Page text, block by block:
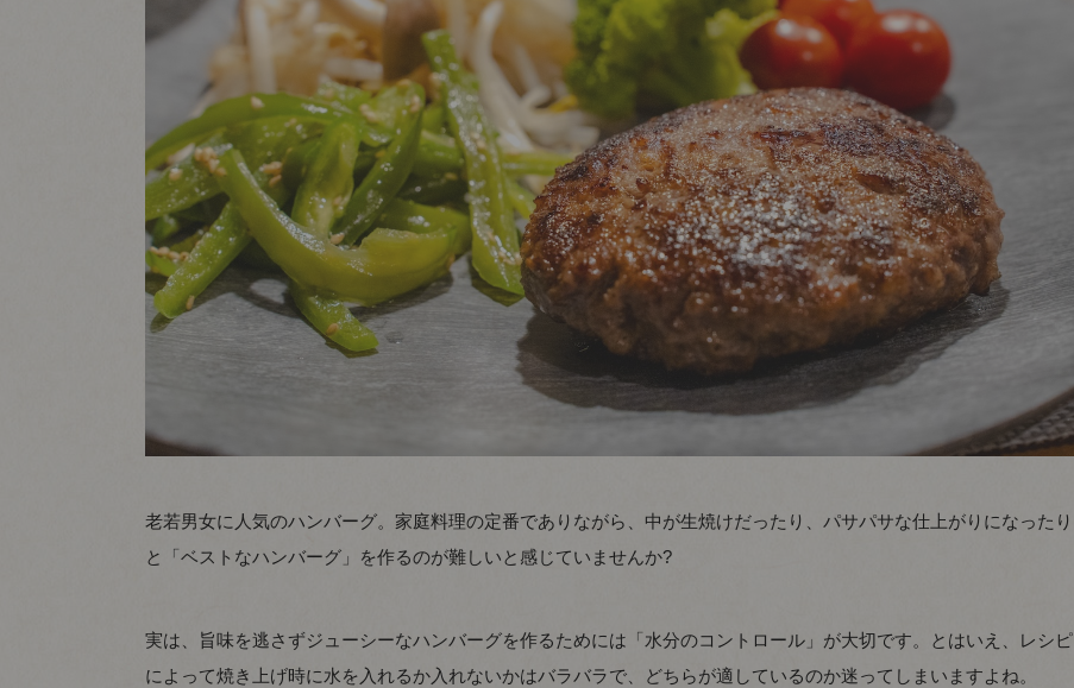
老若男女に人気のハンバーグ。家庭料理の定番でありながら、中が生焼けだったり、パサパサな仕上がりになったり
と「ベストなハンバーグ」を作るのが難しいと感じていませんか?
実は、旨味を逃さずジューシーなハンバーグを作るためには「水分のコントロール」が大切です。とはいえ、レシピ
によって焼き上げ時に水を入れるか入れないかはバラバラで、どちらが適しているのか迷ってしまいますよね。